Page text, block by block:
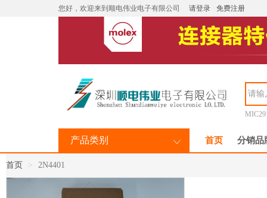
您好，欢迎来到顺电伟业电子有限公司 请登录 免费注册
产品类别 首页 分销品
首页 2N4401